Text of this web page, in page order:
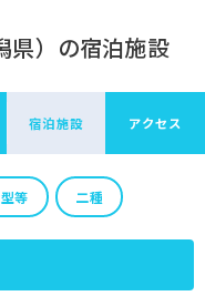
県）の宿泊施設
宿泊施設 アクセス
等 二種